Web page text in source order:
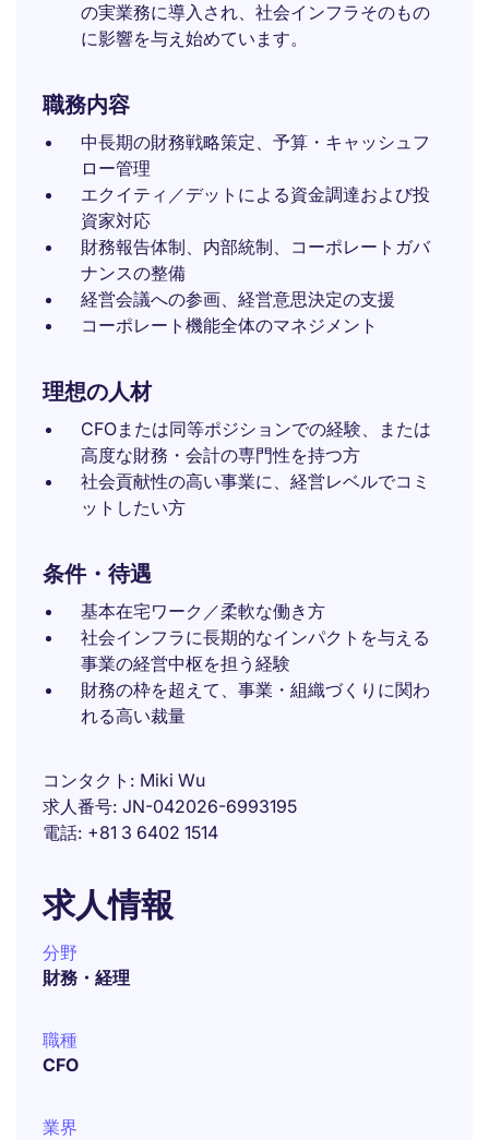
の実業務に導入され、社会インフラそのもの
に影響を与え始めています。
職務内容
中長期の財務戦略策定、予算・キャッシュフ
ロー管理
エクイティ／デットによる資金調達および投
資家対応
財務報告体制、内部統制、コーポレートガバ
ナンスの整備
経営会議への参画、経営意思決定の支援
コーポレート機能全体のマネジメント
理想の人材
CFOまたは同等ポジションでの経験、または
高度な財務・会計の専門性を持つ方
社会貢献性の高い事業に、経営レベルでコミ
ットしたい方
条件・待遇
基本在宅ワーク／柔軟な働き方
社会インフラに長期的なインパクトを与える
事業の経営中枢を担う経験
財務の枠を超えて、事業・組織づくりに関わ
れる高い裁量
コンタクト
Miki Wu
求人番号 JN-042026-6993195
電話 +81 3 6402 1514
求人情報
分野
財務・経理
職種
CFO
業界